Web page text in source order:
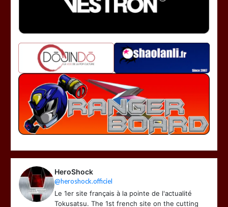
HeroShock
@heroshock.officiel
Le 1er site français à la pointe de l'actualité
Tokusatsu. The 1st french site on the cutting